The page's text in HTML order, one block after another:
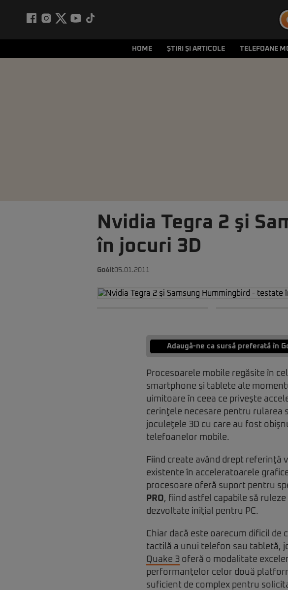
HOME ȘTIRI ȘI ARTICOLE TELEFOANE
Nvidia Tegra 2 şi
în jocuri 3D
Go4it05.01.2011
Adaugă-ne ca sursă preferată în
Procesoarele mobile regăsite în
smartphone şi tablete ale
uimitoare în ceea ce priveşte
cerinţele necesare pentru rularea
joculeţele 3D cu care au fost
telefoanelor mobile.
Fiind create având drept referinţă
existente în acceleratoarele
procesoare oferă suport pentru
PRO, fiind astfel capabile să
dezvoltate iniţial pentru PC.
Chiar dacă este oarecum dificil
tactilă a unui telefon sau tabletă,
Quake 3 oferă o modalitate
performanţelor celor două
suficient de complex pentru